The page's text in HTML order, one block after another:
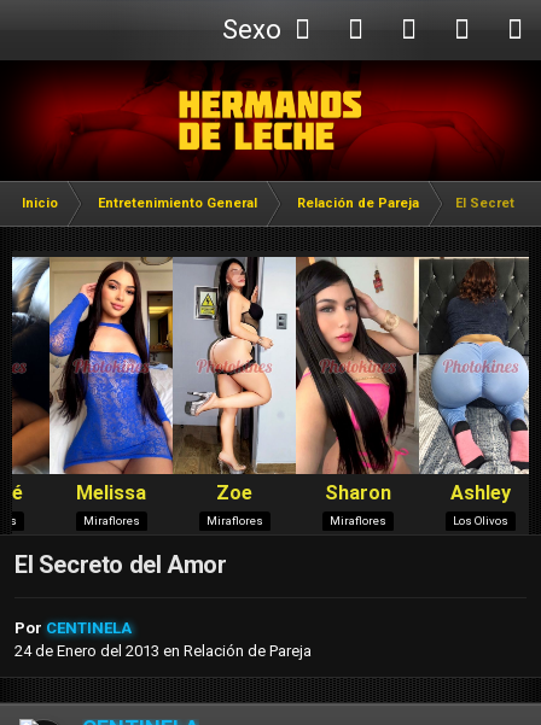
Sexo
Webcam
Inicio Entretenimiento General Relación de Pareja El Secreto
El Secreto del Amor
Por CENTINELA
24 de Enero del 2013 en Relación de Pareja